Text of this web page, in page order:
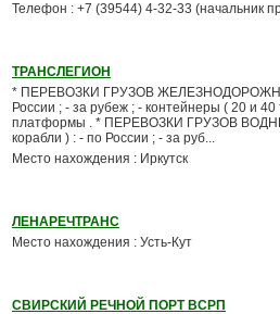
Телефон : +7 (39544) 4-32-33 (начальник
ТРАНСЛЕГИОН
* ПЕРЕВОЗКИ ГРУЗОВ
России ; - за рубеж ; - контейнеры ( 20 и
платформы . * ПЕРЕВОЗКИ ГРУЗОВ
корабли ) : - по России ; - за руб...
Место нахождения : Иркутск
ЛЕНАРЕЧТРАНС
Место нахождения : Усть-Кут
СВИРСКИЙ РЕЧНОЙ ПОРТ ВСРП